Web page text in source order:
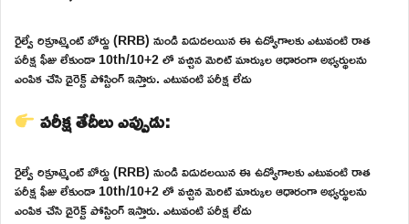
రైల్వే రిక్రూట్మెంట్ బోర్డు (RRB) నుండి విడుదలయిన ఈ ఉద్యోగాలకు ఎటువంటి రాత
పరీక్ష ఫీజు లేకుండా 10th/10+2 లో వచ్చిన మెరిట్ మార్కుల ఆధారంగా అభ్యర్థులను
ఎంపిక చేసి డైరెక్ట్ పోస్టింగ్ ఇస్తారు. ఎటువంటి పరీక్ష లేదు
పరీక్ష తేదీలు ఎప్పుడు:
రైల్వే రిక్రూట్మెంట్ బోర్డు (RRB) నుండి విడుదలయిన ఈ ఉద్యోగాలకు ఎటువంటి రాత
పరీక్ష ఫీజు లేకుండా 10th/10+2 లో వచ్చిన మెరిట్ మార్కుల ఆధారంగా అభ్యర్థులను
ఎంపిక చేసి డైరెక్ట్ పోస్టింగ్ ఇస్తారు. ఎటువంటి పరీక్ష లేదు